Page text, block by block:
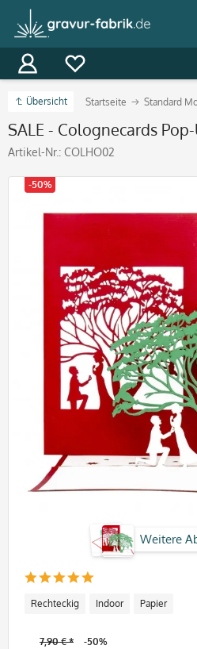
Übersicht Startseite Standard
SALE - Colognecards
Artikel-Nr.: COLHO02
Weitere
-50%
Rechteckig Indoor Papier
7,90 € * -50%